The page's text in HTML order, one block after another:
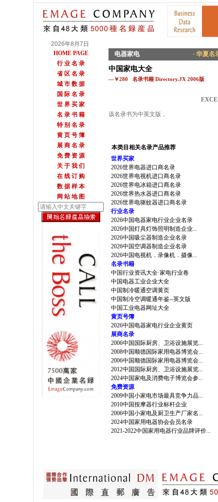
2026年8月7日
HOME PAGE
行 业 名 录
省 区 名 录
城 市 数 据
国 际 名 录
世 界 买 家
名 录 书 籍
特 别 名 录
黄 页 号 簿
展 商 名 录
免 费 资 源
关 于 我 们
在 线 订 购
数 据 样 本
网 站 地 图
电器家电 · 华夏
中国家电大全
—￥280 名录书籍 Directory.JX 2006版
该名录书为中英文版，
本类目相关名录产品推荐
世界买家
2026世界电器进口商名录
2026世界电视机进口商名录
2026世界电冰箱进口商名录
2026世界热水器进口商名录
2026世界电驱蚊器进口商名录
行业名录
2026中国电器家电行业企业名录
2026中国灯具灯饰照明制造企业...
2026中国吸尘器制造企业名录
2026中国空调器制造企业名录
2026中国电视机．录像机．摄像...
名录书籍
中国行业资讯大全·家电行业卷
中国电器工业企业大全
中国制冷暖通空调黄页
中国制冷空调暖通年鉴--英文版
中国工业电器网址大全
黄页号簿
2026中国电器家电行业企业黄页
展商名录
2006中国国际厨房、卫浴设施展览...
2008中国顺德国际家用电器博览会...
2006中国顺德国际家用电器博览会...
2012中国国际厨房、卫浴设施展览...
2024中国家电及消费电子博览会参...
免费资源
2009中国小家电市场最具竞争力品...
2010中国按摩器行业标杆企业
2006中国小家电及厨卫生产厂家名...
2024中国家用电器协会会员名录
2021-2022中国家用电器行业品牌评价...